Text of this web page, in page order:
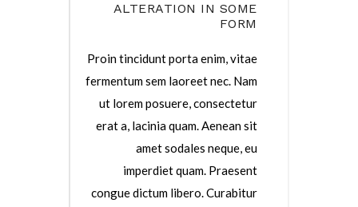
ALTERATION IN SOME
FORM
Proin tincidunt porta enim, vitae
fermentum sem laoreet nec. Nam
ut lorem posuere, consectetur
erat a, lacinia quam. Aenean sit
amet sodales neque, eu
imperdiet quam. Praesent
congue dictum libero. Curabitur